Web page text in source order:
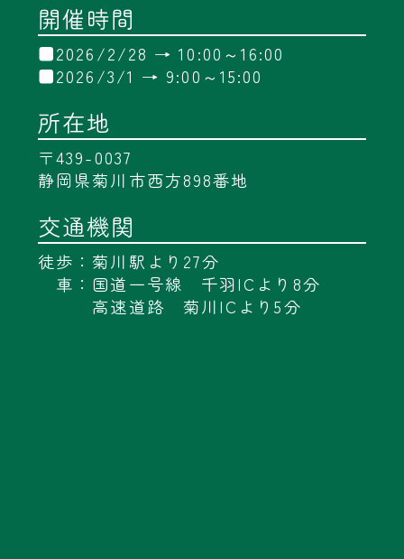
開催時間
■2026/2/28 → 10:00～16:00
■2026/3/1 → 9:00～15:00
所在地
〒439-0037
静岡県菊川市西方898番地
交通機関
徒歩：菊川駅より27分
車：国道一号線 千羽ICより8分
高速道路 菊川ICより5分